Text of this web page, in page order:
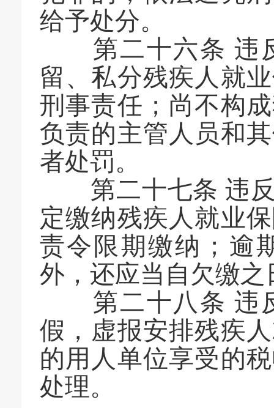
给予处分。
第二十六条 违反
留、私分残疾人就
刑事责任；尚不构
负责的主管人员和
者处罚。
第二十七条 违反
定缴纳残疾人就业
责令限期缴纳；逾
外，还应当自欠缴
第二十八条 违反
假，虚报安排残疾
的用人单位享受的
处理。